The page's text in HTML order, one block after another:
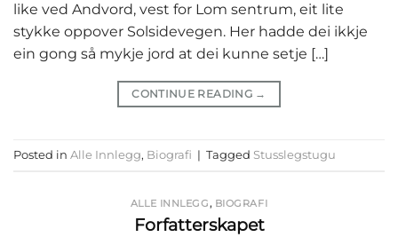
like ved Andvord, vest for Lom sentrum, eit lite
stykke oppover Solsidevegen. Her hadde dei ikkje
ein gong så mykje jord at dei kunne setje […]
CONTINUE READING →
Posted in Alle Innlegg, Biografi | Tagged Stusslegstugu
ALLE INNLEGG, BIOGRAFI
Forfatterskapet